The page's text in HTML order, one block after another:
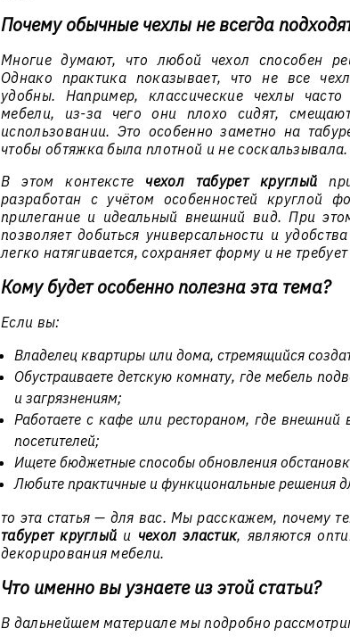
Почему обычные чехлы не всегда
Многие думают, что любой чехол способен
Однако практика показывает, что не все
удобны. Например, классические чехлы
мебели, из-за чего они плохо сидят,
использовании. Это особенно заметно на
чтобы обтяжка была плотной и не соскальзывала.
В этом контексте чехол табурет круглый
разработан с учётом особенностей круглой
прилегание и идеальный внешний вид. При
позволяет добиться универсальности и
легко натягивается, сохраняет форму и не
Кому будет особенно полезна эта тема?
Если вы:
Владелец квартиры или дома, стремящийся
Обустраиваете детскую комнату, где мебель
и загрязнениям;
Работаете с кафе или рестораном, где внешний
посетителей;
Ищете бюджетные способы обновления
Любите практичные и функциональные решения
то эта статья — для вас. Мы расскажем, почему
табурет круглый и чехол эластик, являются
декорирования мебели.
Что именно вы узнаете из этой статьи?
В дальнейшем материале мы подробно